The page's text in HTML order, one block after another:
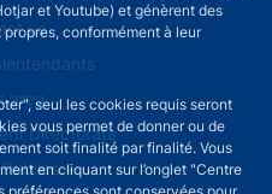
et Youtube) et génèrent des
conformément à leur
seul les cookies requis seront
vous permet de donner ou de
soit finalité par finalité. Vous
en cliquant sur l’onglet "Centre
us
area
Directorate
+